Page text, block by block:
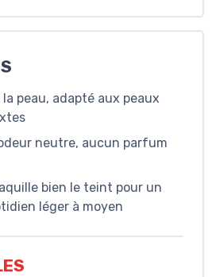
peau, adapté aux peaux
neutre, aucun parfum
bien le teint pour un
léger à moyen